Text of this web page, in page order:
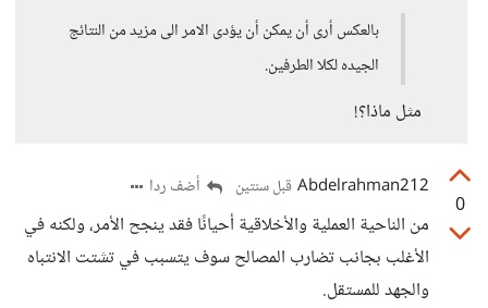
بالعكس أرى أن يمكن أن يؤدى الامر الى مزيد من النتائج
الجيده لكلا الطرفين.
مثل ماذا؟!
0
Abdelrahman212 قبل سنتين أضف ردا
من الناحية العملية والأخلاقية أحيانًا فقد ينجح الأمر، ولكنه في
الأغلب بجانب تضارب المصالح سوف يتسبب في تشتت الانتباه
والجهد للمستقل.